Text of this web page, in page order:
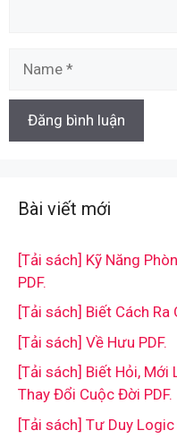
Bài viết mới
[Tải sách] Kỹ Năng
PDF.
[Tải sách] Biết Cách
[Tải sách] Về Hưu PDF.
[Tải sách] Biết Hỏi, Mới
Thay Đổi Cuộc Đời PDF.
[Tải sách] Tư Duy Logic